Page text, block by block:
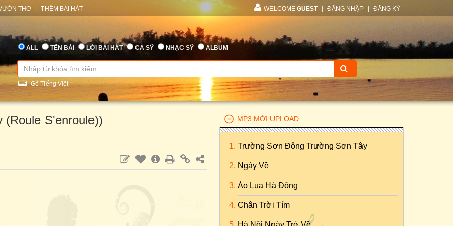
THƠ THÊM BÀI HÁT WELCOME GUEST ĐĂNG NHẬP ĐĂNG KÝ
ALL TÊN BÀI LỜI BÀI HÁT CA SỸ NHẠC SỸ ALBUM
Gõ Tiếng Việt
S'enroule)) MP3 MỚI UPLOAD
Trường Sơn Đông Trường Sơn Tây
Ngày Về
Áo Lụa Hà Đông
Chân Trời Tím